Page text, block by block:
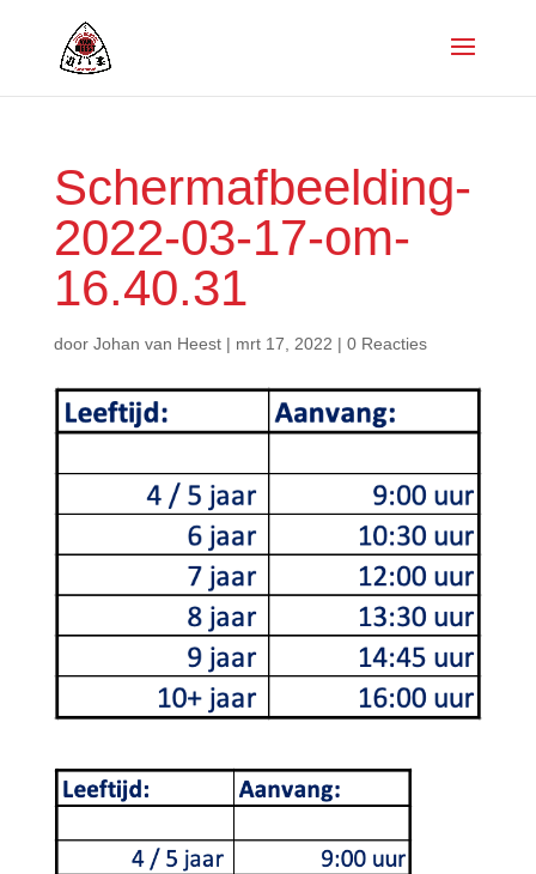
Schermafbeelding-
2022-03-17-om-
16.40.31
door Johan van Heest| mrt 17, 2022 | 0 Reacties